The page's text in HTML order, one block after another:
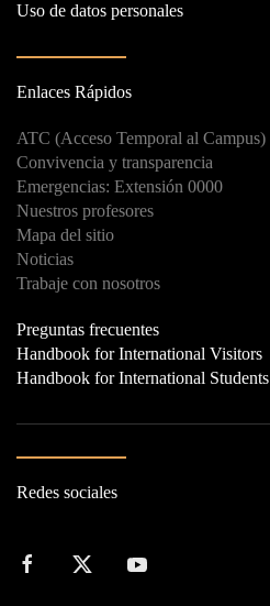
Uso de datos personales
Enlaces Rápidos
ATC (Acceso Temporal al Campus)
Convivencia y transparencia
Emergencias: Extensión 0000
Nuestros profesores
Mapa del sitio
Noticias
Trabaje con nosotros
Preguntas frecuentes
Handbook for International Visitors
Handbook for International Students
Redes sociales